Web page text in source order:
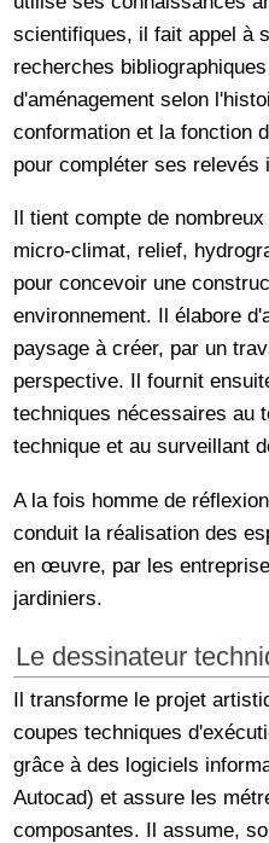
scientifiques, il fait appel à
recherches
d'aménagement selon
conformation et la fonction
pour compléter ses relevés
Il tient compte de
micro-climat, relief,
pour concevoir une
environnement. Il élabore
paysage à créer, par un
perspective. Il fournit
techniques nécessaires au
technique et au surveillant
A la fois homme de
conduit la réalisation des
en œuvre, par les
jardiniers.
Le dessinateur
Il transforme le projet
coupes techniques
grâce à des logiciels
Autocad) et assure les
composantes. Il assume,